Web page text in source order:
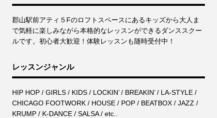
郡⼭駅前アティ５Fのロフトスペースにあるキッズから⼤⼈ま
で気軽に楽しみながら本格的なレッスンができるダンススクー
ルです。初心者大歓迎！体験レッスンも随時受付中！
レッスンジャンル
HIP HOP / GIRLS / KIDS / LOCKIN’ / BREAKIN’ / LA-STYLE /
CHICAGO FOOTWORK / HOUSE / POP / BEATBOX / JAZZ /
KRUMP / K-DANCE / SALSA / etc..